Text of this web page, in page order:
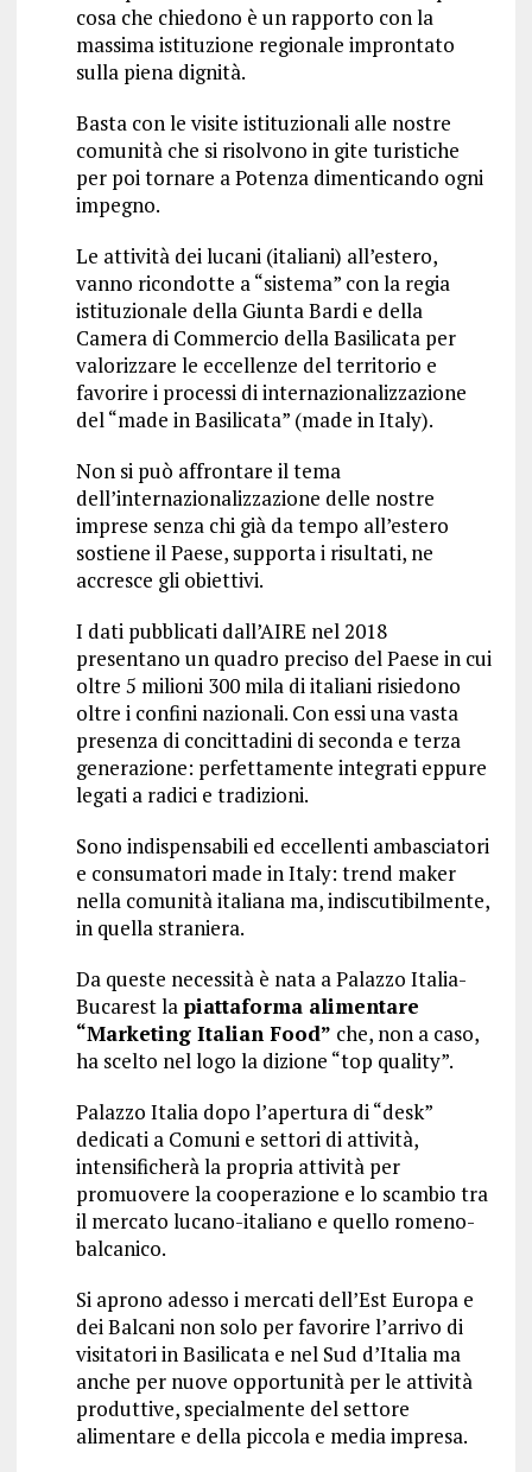
cosa che chiedono è un rapporto con la
massima istituzione regionale improntato
sulla piena dignità.
Basta con le visite istituzionali alle nostre
comunità che si risolvono in gite turistiche
per poi tornare a Potenza dimenticando ogni
impegno.
Le attività dei lucani (italiani) all’estero,
vanno ricondotte a “sistema” con la regia
istituzionale della Giunta Bardi e della
Camera di Commercio della Basilicata per
valorizzare le eccellenze del territorio e
favorire i processi di internazionalizzazione
del “made in Basilicata” (made in Italy).
Non si può affrontare il tema
dell’internazionalizzazione delle nostre
imprese senza chi già da tempo all’estero
sostiene il Paese, supporta i risultati, ne
accresce gli obiettivi.
I dati pubblicati dall’AIRE nel 2018
presentano un quadro preciso del Paese in cui
oltre 5 milioni 300 mila di italiani risiedono
oltre i confini nazionali. Con essi una vasta
presenza di concittadini di seconda e terza
generazione: perfettamente integrati eppure
legati a radici e tradizioni.
Sono indispensabili ed eccellenti ambasciatori
e consumatori made in Italy: trend maker
nella comunità italiana ma, indiscutibilmente,
in quella straniera.
Da queste necessità è nata a Palazzo Italia-
Bucarest lapiattaforma alimentare
“Marketing Italian Food” che, non a caso,
ha scelto nel logo la dizione “top quality”.
Palazzo Italia dopo l’apertura di “desk”
dedicati a Comuni e settori di attività,
intensificherà la propria attività per
promuovere la cooperazione e lo scambio tra
il mercato lucano-italiano e quello romeno-
balcanico.
Si aprono adesso i mercati dell’Est Europa e
dei Balcani non solo per favorire l’arrivo di
visitatori in Basilicata e nel Sud d’Italia ma
anche per nuove opportunità per le attività
produttive, specialmente del settore
alimentare e della piccola e media impresa.